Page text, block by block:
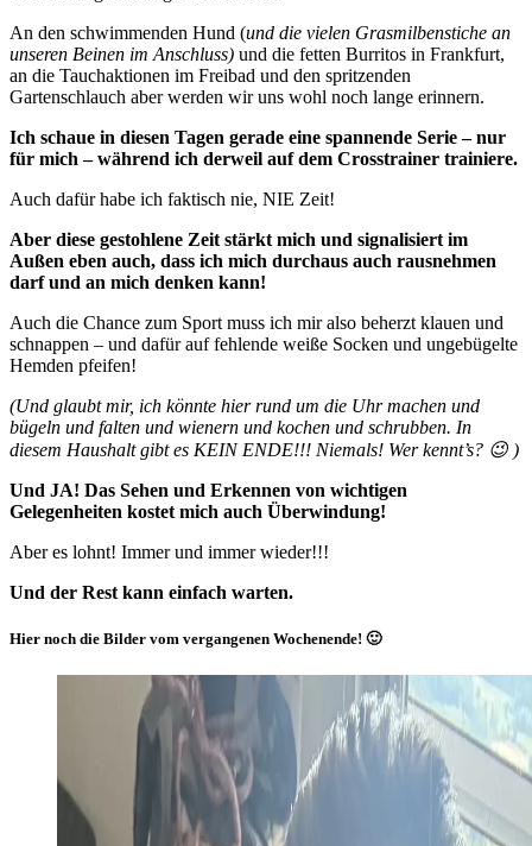
An den schwimmenden Hund (und die vielen Grasmilbenstiche an
unseren Beinen im Anschluss) und die fetten Burritos in Frankfurt,
an die Tauchaktionen im Freibad und den spritzenden
Gartenschlauch aber werden wir uns wohl noch lange erinnern.
Ich schaue in diesen Tagen gerade eine spannende Serie – nur
für mich – während ich derweil auf dem Crosstrainer trainiere.
Auch dafür habe ich faktisch nie, NIE Zeit!
Aber diese gestohlene Zeit stärkt mich und signalisiert im
Außen eben auch, dass ich mich durchaus auch rausnehmen
darf und an mich denken kann!
Auch die Chance zum Sport muss ich mir also beherzt klauen und
schnappen – und dafür auf fehlende weiße Socken und ungebügelte
Hemden pfeifen!
(Und glaubt mir, ich könnte hier rund um die Uhr machen und
bügeln und falten und wienern und kochen und schrubben. In
diesem Haushalt gibt es KEIN ENDE!!! Niemals! Wer kennt’s? 😉 )
Und JA! Das Sehen und Erkennen von wichtigen
Gelegenheiten kostet mich auch Überwindung!
Aber es lohnt! Immer und immer wieder!!!
Und der Rest kann einfach warten.
Hier noch die Bilder vom vergangenen Wochenende! 🙂